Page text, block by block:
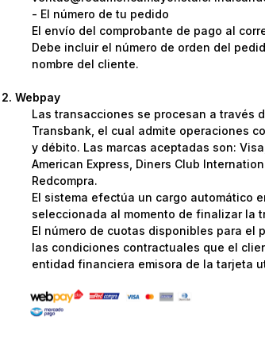
- El número de tu pedido
El envío del comprobante de pago al
Debe incluir el número de orden del
nombre del cliente.
Webpay
Las transacciones se procesan a través
Transbank, el cual admite operaciones
y débito. Las marcas aceptadas son:
American Express, Diners Club
Redcompra.
El sistema efectúa un cargo automático
seleccionada al momento de finalizar la
El número de cuotas disponibles para el
las condiciones contractuales que el
entidad financiera emisora de la tarjeta